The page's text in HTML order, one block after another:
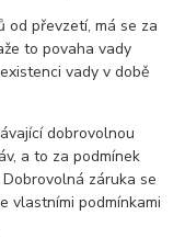
od převzetí, má se za
to povaha vady
vady v době
dobrovolnou
a to za podmínek
záruka se
vlastními podmínkami